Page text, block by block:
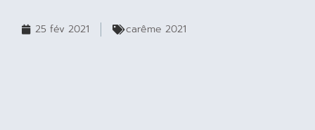
25 fév 2021 carême 2021